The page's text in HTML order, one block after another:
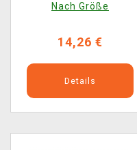
Nach Größe
14,26 €
Details